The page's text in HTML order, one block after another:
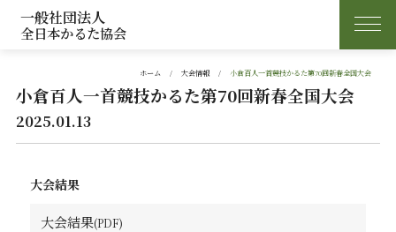
一般社団法人
全日本かるた協会
ホーム 大会情報 小倉百人一首競技かるた第70回新春全国大会
小倉百人一首競技かるた第70回新春全国大会
2025.01.13
大会結果
大会結果